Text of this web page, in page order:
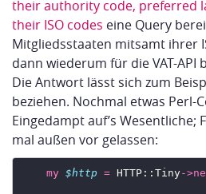
their authority code, preferred
their ISO codes eine Query
Mitgliedsstaaten mitsamt ihrer
dann wiederum für die VAT-API
Die Antwort lässt sich zum
beziehen. Nochmal etwas Perl-
Eingedampt auf’s Wesentliche;
mal außen vor gelassen:
my $http = HTTP::Tiny->